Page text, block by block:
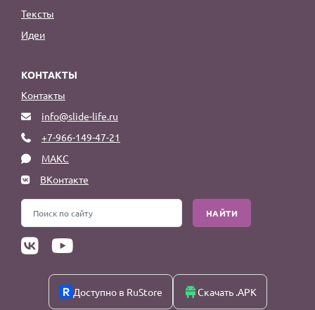
Тексты
Идеи
КОНТАКТЫ
Контакты
info@slide-life.ru
+7-966-149-47-21
МАКС
ВКонтакте
НАЙТИ
Доступно в RuStore Скачать .APK